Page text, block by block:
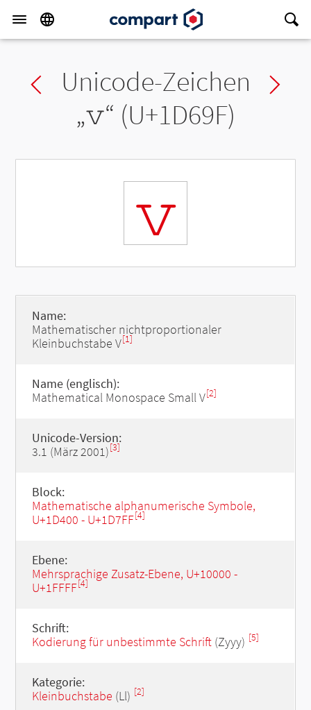
Previous char
Unicode-Zeichen
„𝚟“ (U+1D69F)
𝚟
Name:
Mathematischer nichtproportionaler
Kleinbuchstabe V[1]
Name (englisch):
Mathematical Monospace Small V[2]
Unicode-Version:
3.1 (März 2001)[3]
Block:
Mathematische alphanumerische Symbole,
U+1D400 - U+1D7FF[4]
Ebene:
Mehrsprachige Zusatz-Ebene, U+10000 -
U+1FFFF[4]
Schrift:
Kodierung für unbestimmte Schrift(Zyyy) [5]
Kategorie:
Kleinbuchstabe (Ll) [2]